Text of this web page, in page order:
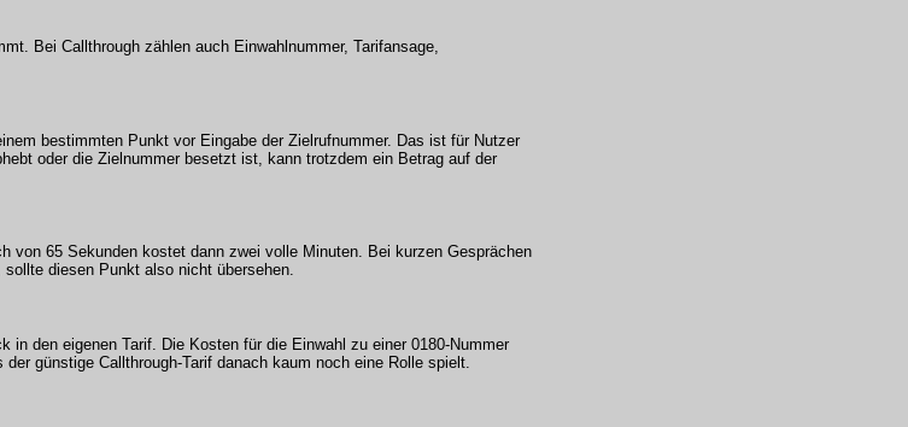
Bei Callthrough zählen auch Einwahlnummer, Tarifansage,
bestimmten Punkt vor Eingabe der Zielrufnummer. Das ist für Nutzer
oder die Zielnummer besetzt ist, kann trotzdem ein Betrag auf der
von 65 Sekunden kostet dann zwei volle Minuten. Bei kurzen Gesprächen
diesen Punkt also nicht übersehen.
den eigenen Tarif. Die Kosten für die Einwahl zu einer 0180-Nummer
günstige Callthrough-Tarif danach kaum noch eine Rolle spielt.